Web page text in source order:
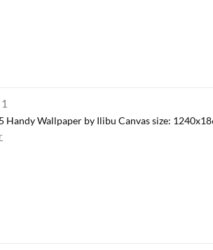
1
Wallpaper by Ilibu Canvas size: